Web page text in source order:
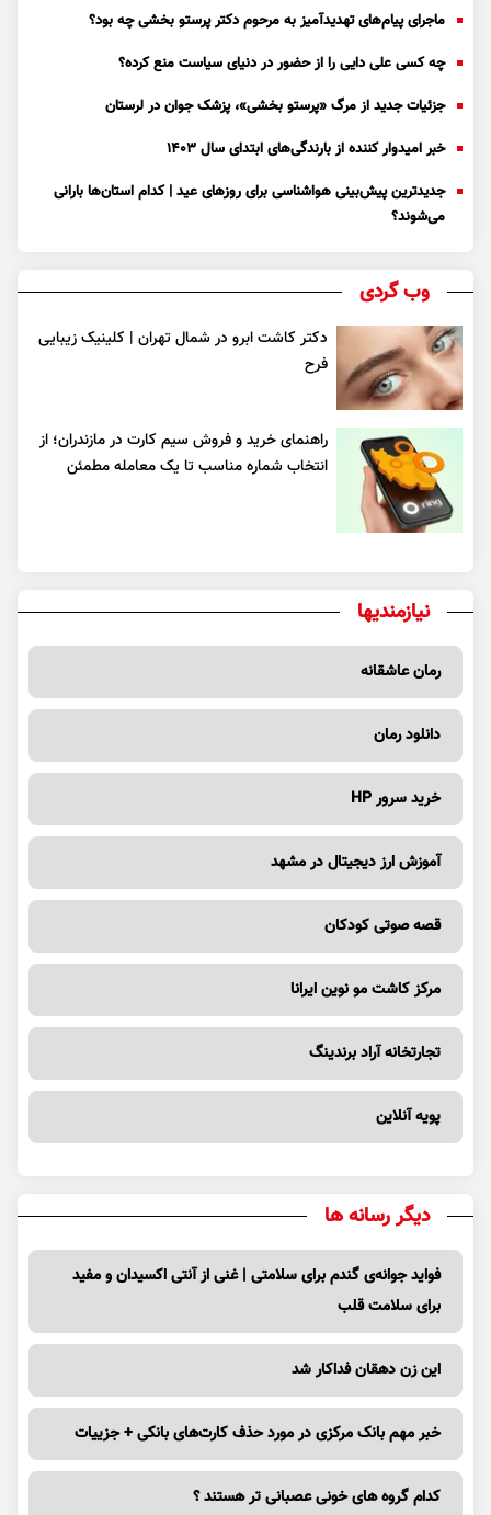
ماجرای پیام‌های تهدیدآمیز به مرحوم دکتر پرستو بخشی چه بود؟
چه کسی علی دایی را از حضور در دنیای سیاست منع کرده؟
جزئیات جدید از مرگ «پرستو بخشی»، پزشک جوان در لرستان
خبر امیدوار کننده از بارندگی‌های ابتدای سال ۱۴۰۳
جدیدترین پیش‌بینی هواشناسی برای روزهای عید | کدام استان‌ها بارانی
می‌شوند؟
وب گردی
دکتر کاشت ابرو در شمال تهران | کلینیک زیبایی
فرح
راهنمای خرید و فروش سیم کارت در مازندران؛ از
انتخاب شماره مناسب تا یک معامله مطمئن
نیازمندیها
رمان عاشقانه
دانلود رمان
خرید سرور HP
آموزش ارز دیجیتال در مشهد
قصه صوتی کودکان
مرکز کاشت مو نوین ایرانا
تجارتخانه آراد برندینگ
پویه آنلاین
دیگر رسانه ها
فواید جوانه‌ی گندم برای سلامتی | غنی از آنتی اکسیدان و مفید
برای سلامت قلب
این زن دهقان فداکار شد
خبر مهم بانک مرکزی در مورد حذف کارت‌های بانکی + جزییات
کدام گروه های خونی عصبانی تر هستند ؟